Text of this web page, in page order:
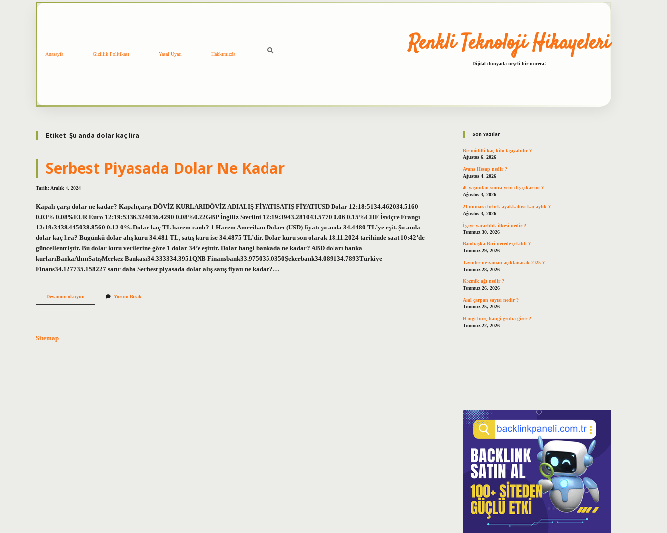
Anasayfa Gizlilik Politikası Yasal Uyarı Hakkımızda Renkli Teknoloji Hikayeleri
Dijital dünyada neşeli bir macera!
Etiket: Şu anda dolar kaç lira
Serbest Piyasada Dolar Ne Kadar
Tarih: Aralık 4, 2024
Kapalı çarşı dolar ne kadar? Kapalıçarşı DÖVİZ KURLARIDÖVİZ ADIALIŞ FİYATISATIŞ FİYATIUSD Dolar 12:18:5134.462034.5160
0.03% 0.08%EUR Euro 12:19:5336.324036.4290 0.08%0.22GBP İngiliz Sterlini 12:19:3943.281043.5770 0.06 0.15%CHF İsviçre Frangı
12:19:3438.445038.8560 0.12 0%. Dolar kaç TL harem canlı? 1 Harem Amerikan Doları (USD) fiyatı şu anda 34.4480 TL’ye eşit. Şu anda
dolar kaç lira? Bugünkü dolar alış kuru 34.481 TL, satış kuru ise 34.4875 TL’dir. Dolar kuru son olarak 18.11.2024 tarihinde saat 10:42’de
güncellenmiştir. Bu dolar kuru verilerine göre 1 dolar 34’e eşittir. Dolar hangi bankada ne kadar? ABD doları banka
kurlarıBankaAlımSatışMerkez Bankası34.333334.3951QNB Finansbank33.975035.0350Şekerbank34.089134.7893Türkiye
Finans34.127735.158227 satır daha Serbest piyasada dolar alış satış fiyatı ne kadar?…
Devamını okuyun
Piyasada
Yorum Bırak
Sitemap
Son Yazılar
Bir midilli kaç kilo taşıyabilir ?
Ağustos 6, 2026
Avans Hesap nedir ?
Ağustos 4, 2026
40 yaşından sonra yeni diş çıkar mı ?
Ağustos 3, 2026
21 numara bebek ayakkabısı kaç aylık ?
Ağustos 3, 2026
İşçiye yararlılık ilkesi nedir ?
Temmuz 30, 2026
Bambaşka Biri nerede çekildi ?
Temmuz 29, 2026
Tayinler ne zaman açıklanacak 2025 ?
Temmuz 28, 2026
Kozmik ağı nedir ?
Temmuz 26, 2026
Asal çarpan sayısı nedir ?
Temmuz 25, 2026
Hangi burç hangi gruba girer ?
Temmuz 22, 2026